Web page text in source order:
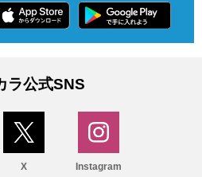
ラ公式SNS
X Instagram